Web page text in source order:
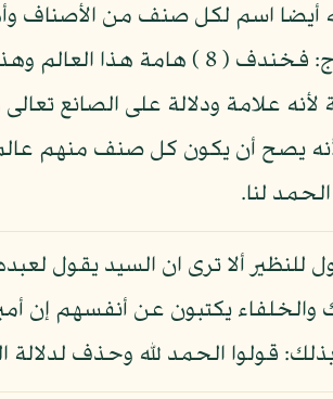
أيضا اسم لكل صنف من
ولذلك جمع وقيل عالمون لعالم كل زمان قال
علامة ودلالة على الصانع
يصح أن يكون كل صنف منهم
للنظير ألا ترى ان السيد يقول
والخلفاء يكتبون عن أنفسهم إن
قولوا الحمد لله وحذف لدلالة